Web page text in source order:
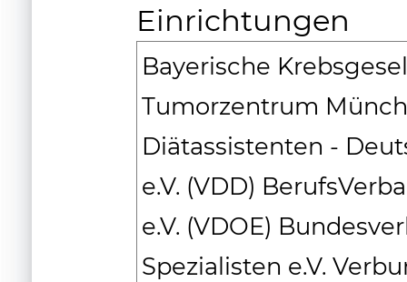
Einrichtungen
Bayerische
Tumorzentrum
Diätassistenten -
e.V. (VDD)
e.V. (VDOE)
Spezialisten e.V.